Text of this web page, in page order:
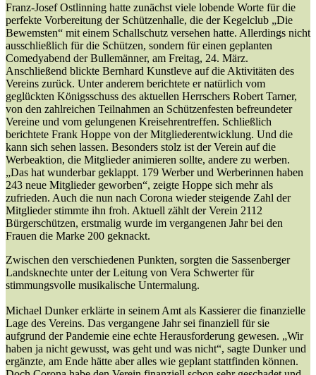
Franz-Josef Ostlinning hatte zunächst viele lobende Worte für die
perfekte Vorbereitung der Schützenhalle, die der Kegelclub „Die
Bewemsten“ mit einem Schallschutz versehen hatte. Allerdings nicht
ausschließlich für die Schützen, sondern für einen geplanten
Comedyabend der Bullemänner, am Freitag, 24. März.
Anschließend blickte Bernhard Kunstleve auf die Aktivitäten des
Vereins zurück. Unter anderem berichtete er natürlich vom
geglückten Königsschuss des aktuellen Herrschers Robert Tarner,
von den zahlreichen Teilnahmen an Schützenfesten befreundeter
Vereine und vom gelungenen Kreisehrentreffen. Schließlich
berichtete Frank Hoppe von der Mitgliederentwicklung. Und die
kann sich sehen lassen. Besonders stolz ist der Verein auf die
Werbeaktion, die Mitglieder animieren sollte, andere zu werben.
„Das hat wunderbar geklappt. 179 Werber und Werberinnen haben
243 neue Mitglieder geworben“, zeigte Hoppe sich mehr als
zufrieden. Auch die nun nach Corona wieder steigende Zahl der
Mitglieder stimmte ihn froh. Aktuell zählt der Verein 2112
Bürgerschützen, erstmalig wurde im vergangenen Jahr bei den
Frauen die Marke 200 geknackt.
Zwischen den verschiedenen Punkten, sorgten die Sassenberger
Landsknechte unter der Leitung von Vera Schwerter für
stimmungsvolle musikalische Untermalung.
Michael Dunker erklärte in seinem Amt als Kassierer die finanzielle
Lage des Vereins. Das vergangene Jahr sei finanziell für sie
aufgrund der Pandemie eine echte Herausforderung gewesen. „Wir
haben ja nicht gewusst, was geht und was nicht“, sagte Dunker und
ergänzte, am Ende hätte aber alles wie geplant stattfinden können.